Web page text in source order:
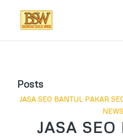
Posts
JASA SEO BANTUL PAKAR
NEWS
JASA